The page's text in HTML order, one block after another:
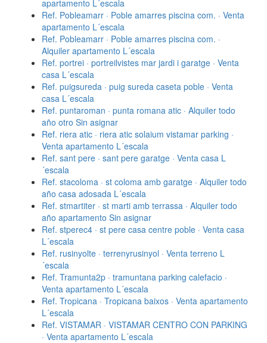
apartamento L´escala
Ref. Pobleamarr · Poble amarres piscina com. · Venta
apartamento L´escala
Ref. Pobleamarr · Poble amarres piscina com. ·
Alquiler apartamento L´escala
Ref. portrei · portreilvistes mar jardi i garatge · Venta
casa L´escala
Ref. puigsureda · puig sureda caseta poble · Venta
casa L´escala
Ref. puntaroman · punta romana atic · Alquiler todo
año otro Sin asignar
Ref. riera atic · riera atic solaium vistamar parking ·
Venta apartamento L´escala
Ref. sant pere · sant pere garatge · Venta casa L
´escala
Ref. stacoloma · st coloma amb garatge · Alquiler todo
año casa adosada L´escala
Ref. stmartiter · st marti amb terrassa · Alquiler todo
año apartamento Sin asignar
Ref. stperec4 · st pere casa centre poble · Venta casa
L´escala
Ref. rusinyolte · terrenyrusinyol · Venta terreno L
´escala
Ref. Tramunta2p · tramuntana parking calefacio ·
Venta apartamento L´escala
Ref. Tropicana · Tropicana baixos · Venta apartamento
L´escala
Ref. VISTAMAR · VISTAMAR CENTRO CON PARKING
· Venta apartamento L´escala